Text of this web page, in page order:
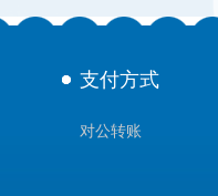
支付方式
对公转账